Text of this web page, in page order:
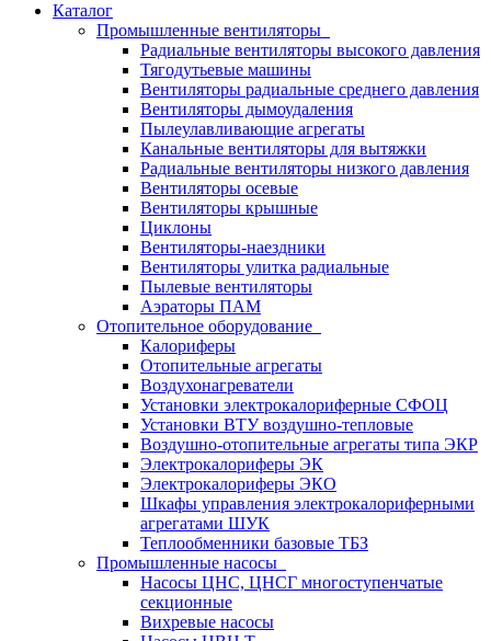
Каталог
Промышленные вентиляторы
Радиальные вентиляторы высокого давления
Тягодутьевые машины
Вентиляторы радиальные среднего давления
Вентиляторы дымоудаления
Пылеулавливающие агрегаты
Канальные вентиляторы для вытяжки
Радиальные вентиляторы низкого давления
Вентиляторы осевые
Вентиляторы крышные
Циклоны
Вентиляторы-наездники
Вентиляторы улитка радиальные
Пылевые вентиляторы
Аэраторы ПАМ
Отопительное оборудование
Калориферы
Отопительные агрегаты
Воздухонагреватели
Установки электрокалориферные СФОЦ
Установки ВТУ воздушно-тепловые
Воздушно-отопительные агрегаты типа ЭКР
Электрокалориферы ЭК
Электрокалориферы ЭКО
Шкафы управления электрокалориферными
агрегатами ШУК
Теплообменники базовые ТБЗ
Промышленные насосы
Насосы ЦНС, ЦНСГ многоступенчатые
секционные
Вихревые насосы